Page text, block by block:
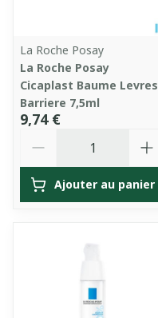
La Roche Posay
La Roche Posay
Cicaplast Baume Levres
Barriere 7,5ml
9,74 €
Ajouter au panier